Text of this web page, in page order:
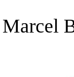
Marcel